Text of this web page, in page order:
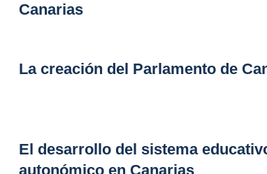
Canarias
La creación del Parlamento de
El desarrollo del sistema
autonómico en Canarias